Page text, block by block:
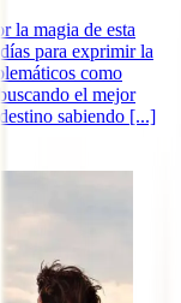
la magia de esta
para exprimir la
como
el mejor
sabiendo [...]